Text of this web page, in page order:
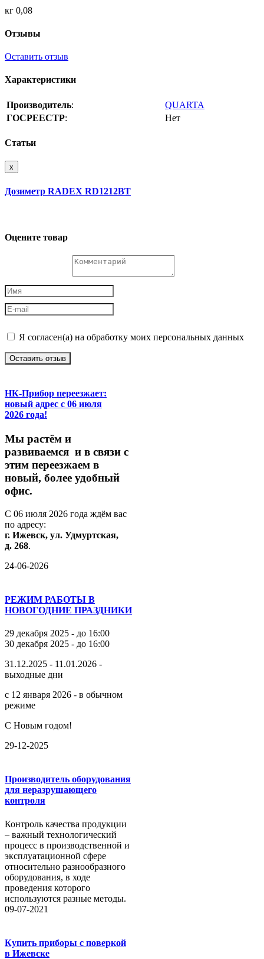
кг 0,08
Отзывы
Оставить отзыв
Характеристики
Производитель:
QUARTA
ГОСРЕЕСТР: Нет
Статьи
x
Дозиметр RADEX RD1212BT
Оцените товар
Я согласен(а) на обработку моих персональных данных
Оставить отзыв
НК-Прибор переезжает:
новый адрес с 06 июля
2026 года!
Мы растём и
развиваемся и в связи с
этим переезжаем в
новый, более удобный
офис.
С 06 июля 2026 года ждём вас
по адресу:
г. Ижевск, ул. Удмуртская,
д. 268.
24-06-2026
РЕЖИМ РАБОТЫ В
НОВОГОДНИЕ ПРАЗДНИКИ
29 декабря 2025 - до 16:00
30 декабря 2025 - до 16:00
31.12.2025 - 11.01.2026 -
выходные дни
с 12 января 2026 - в обычном
режиме
С Новым годом!
29-12-2025
Производитель оборудования
для неразрушающего
контроля
Контроль качества продукции
– важный технологический
процесс в производственной и
эксплуатационной сфере
относительно разнообразного
оборудования, в ходе
проведения которого
используются разные методы.
09-07-2021
Купить приборы с поверкой
в Ижевске